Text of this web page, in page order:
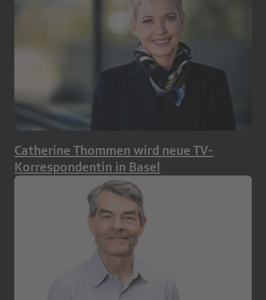
Catherine Thommen wird neue TV-
Korrespondentin in Basel